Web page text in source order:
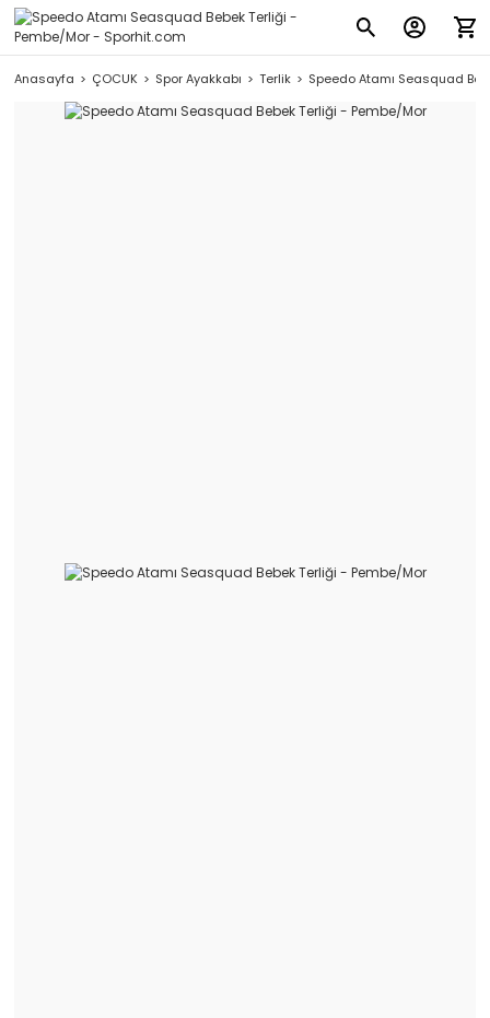
Anasayfa ÇOCUK Spor Ayakkabı Terlik Speedo Atamı Seasquad